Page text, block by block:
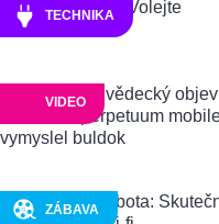
TECHNIKA
VIDEO
ZÁBAVA